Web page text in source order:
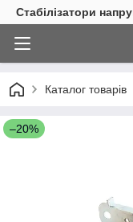
Стабілізатори
Каталог товарів
–20%